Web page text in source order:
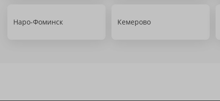
Наро-Фоминск Кемерово